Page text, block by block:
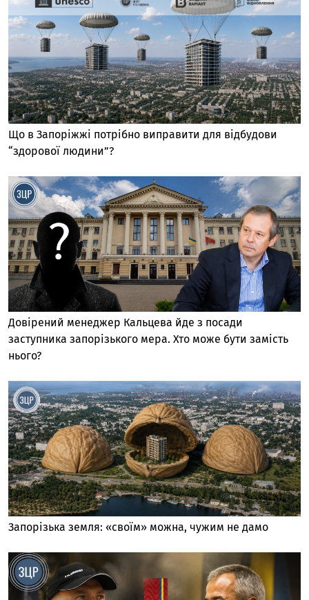
Що в Запоріжжі потрібно виправити для відбудови
“здорової людини”?
Довірений менеджер Кальцева йде з посади
заступника запорізького мера. Хто може бути замість
нього?
Запорізька земля: «своїм» можна, чужим не дамо